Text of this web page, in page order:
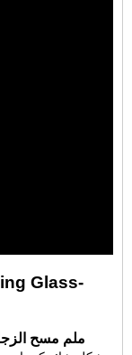
Glass-
8 ملم مسح